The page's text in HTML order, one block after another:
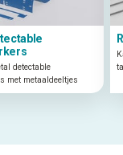
detectable
met metaaldeeltjes